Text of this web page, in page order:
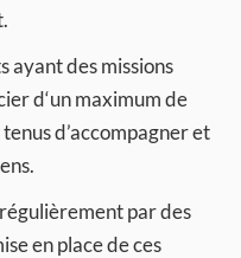
ayant des missions
d‘un maximum de
d’accompagner et
par des
en place de ces